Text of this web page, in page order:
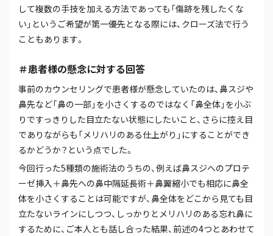
して複数の手技を加える方法であっても「傷跡を残したくな
い」というご希望が第一優先となる際には、クローズ法で行う
こともあります。
＃患者様の懸念に対する回答
事前のカウンセリングで患者様が懸念していたのは、鼻スジや
鼻先など「鼻の一部」を小さくするのではなく「鼻全体」を小ぶ
りですっきりした目立たない状態にしたいこと、さらに控え目
でありながらも「メリハリのある仕上がり」にすることができ
るかどうか？という点でした。
今回行った5種類の施術法のうちの、例えば鼻スジへのプロテ
ーゼ挿入＋鼻先への鼻中隔延長術＋鼻翼縮小でも相応に鼻全
体を小さくすることは可能ですが、鼻全体をどこから見ても目
立たないラインにしつつ、しっかりとメリハリのある忘れ鼻に
するために、ご本人とも話し合った結果、前述の4つとあわせて